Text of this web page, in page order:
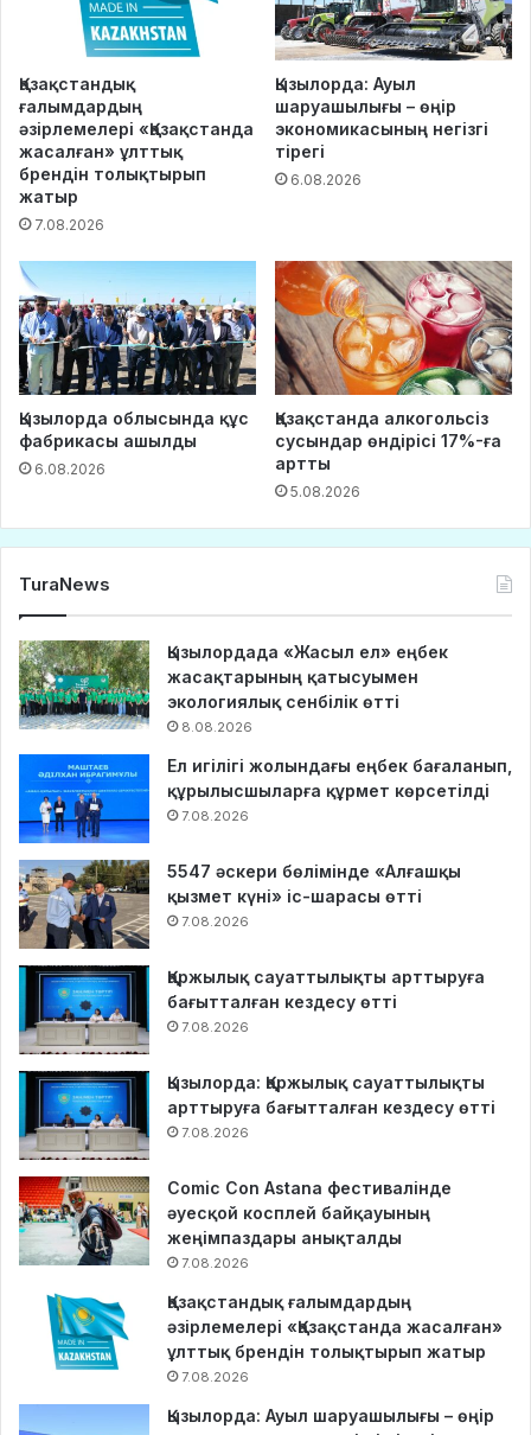
Қазақстандық
ғалымдардың
әзірлемелері «Қазақстанда
жасалған» ұлттық
брендін толықтырып
жатыр
7.08.2026
Қызылорда: Ауыл
шаруашылығы – өңір
экономикасының негізгі
тірегі
6.08.2026
Қызылорда облысында құс
фабрикасы ашылды
6.08.2026
Қазақстанда алкогольсіз
сусындар өндірісі 17%-ға
артты
5.08.2026
TuraNews
Қызылордада «Жасыл ел» еңбек
жасақтарының қатысуымен
экологиялық сенбілік өтті
8.08.2026
Ел игілігі жолындағы еңбек бағаланып,
құрылысшыларға құрмет көрсетілді
7.08.2026
5547 әскери бөлімінде «Алғашқы
қызмет күні» іс-шарасы өтті
7.08.2026
Қаржылық сауаттылықты арттыруға
бағытталған кездесу өтті
7.08.2026
Қызылорда: Қаржылық сауаттылықты
арттыруға бағытталған кездесу өтті
7.08.2026
Comic Con Astana фестивалінде
әуесқой косплей байқауының
жеңімпаздары анықталды
7.08.2026
Қазақстандық ғалымдардың
әзірлемелері «Қазақстанда жасалған»
ұлттық брендін толықтырып жатыр
7.08.2026
Қызылорда: Ауыл шаруашылығы – өңір